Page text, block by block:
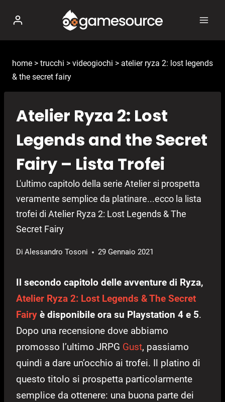
contenuto
home > trucchi > videogiochi > atelier ryza 2: lost legends
& the secret fairy
Atelier Ryza 2: Lost
Legends and the Secret
Fairy – Lista Trofei
L'ultimo capitolo della serie Atelier si prospetta
veramente semplice da platinare...ecco la lista
trofei di Atelier Ryza 2: Lost Legends & The
Secret Fairy
Di Alessandro Tosoni 29 Gennaio 2021
Il secondo capitolo delle avventure di Ryza,
Atelier Ryza 2: Lost Legends & The Secret
Fairy è disponibile ora su Playstation 4 e 5.
Dopo una recensione dove abbiamo
promosso l’ultimo JRPG Gust, passiamo
quindi a dare un’occhio ai trofei. Il platino di
questo titolo si prospetta particolarmente
semplice da ottenere: una buona parte dei